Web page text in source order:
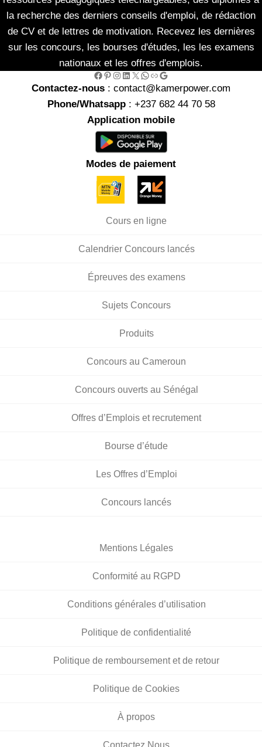
la recherche des derniers conseils d'emploi, de rédaction
de CV et de lettres de motivation. Recevez les dernières
sur les concours, les bourses d'études, les les examens
nationaux et les offres d'emplois.
Facebook Pinterest Instagram LinkedIn X WhatsApp Link Google
Contactez-nous : contact@kamerpower.com
Phone/Whatsapp: +237 682 44 70 58
Application mobile
Modes de paiement
Cours en ligne
Calendrier Concours lancés
Épreuves des examens
Sujets Concours
Produits
Concours au Cameroun
Concours ouverts au Sénégal
Offres d’Emplois et recrutement
Bourse d’étude
Les Offres d’Emploi
Concours lancés
Mentions Légales
Conformité au RGPD
Conditions générales d’utilisation
Politique de confidentialité
Politique de remboursement et de retour
Politique de Cookies
À propos
Contactez Nous